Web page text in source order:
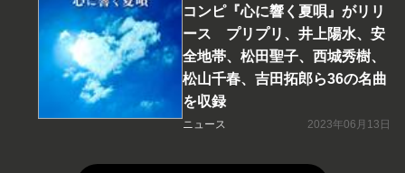
コンピ『心に響く夏唄』がリリ
ース プリプリ、井上陽水、安
全地帯、松田聖子、西城秀樹、
松山千春、吉田拓郎ら36の名曲
を収録
ニュース 2023年06月13日